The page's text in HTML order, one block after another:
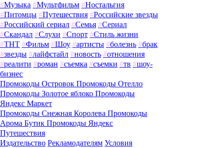
#Музыка #Мультфильм #Ностальгия
#Питомцы #Путешествия #Российские звезды
#Российский сериал #Семья #Сериал
#Скандал #Слухи #Спорт #Стиль жизни
#ТНТ #Фильм #Шоу #артисты #болезнь #брак
#звезды #лайфстайл #новость #отношения
#реалити #роман #съемка #съемки #тв #шоу-
бизнес
Промокоды Островок Промокоды Отелло
Промокоды Золотое яблоко Промокоды
Яндекс Маркет
Промокоды Снежная Королева Промокоды
Арома Бутик Промокоды Яндекс
Путешествия
Издательство Рекламодателям Условия